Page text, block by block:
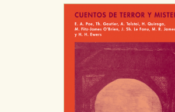
áreas de nuestra web dejen de
correctamente.
Cookies de rendimiento y analíticas
Estas cookies se utilizan para
de navegación y optimizar el
nuestro sitio web. Almacenan
servicios para que no tenga que
vez que nos visita. La información es
tanto, es anónima.
Cookies de publicidad y redes